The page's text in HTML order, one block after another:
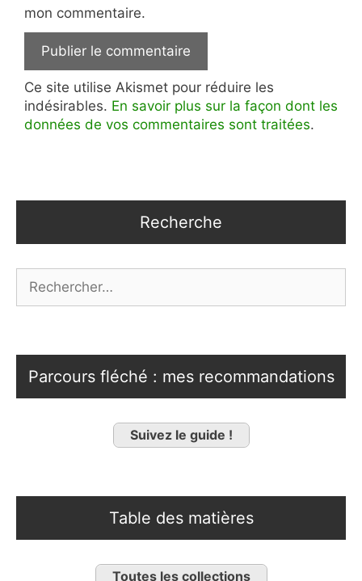
mon commentaire.
Ce site utilise Akismet pour réduire les
indésirables. En savoir plus sur la façon dont les
données de vos commentaires sont traitées.
Recherche
Parcours fléché : mes recommandations
Suivez le guide !
Table des matières
Toutes les collections